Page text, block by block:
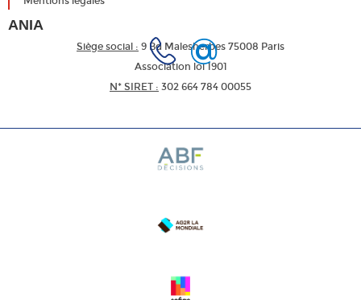
ANIA
Siège social : 9 Bd Malesherbes 75008 Paris
Association loi 1901
N* SIRET : 302 664 784 00055